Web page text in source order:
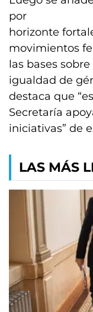
por
horizonte
movimientos
las bases
igualdad de
destaca que
Secretaría
iniciativas” de
LAS MÁS